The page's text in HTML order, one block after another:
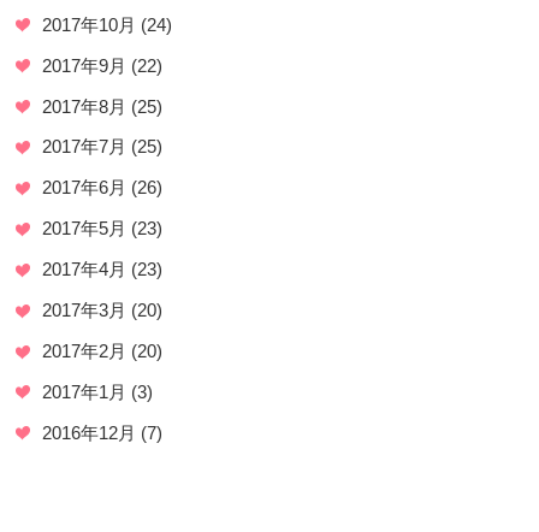
2017年10月 (24)
2017年9月 (22)
2017年8月 (25)
2017年7月 (25)
2017年6月 (26)
2017年5月 (23)
2017年4月 (23)
2017年3月 (20)
2017年2月 (20)
2017年1月 (3)
2016年12月 (7)